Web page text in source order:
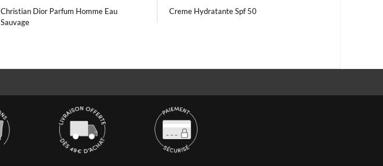
Christian Dior Parfum Homme Eau
Sauvage
Creme Hydratante Spf 50